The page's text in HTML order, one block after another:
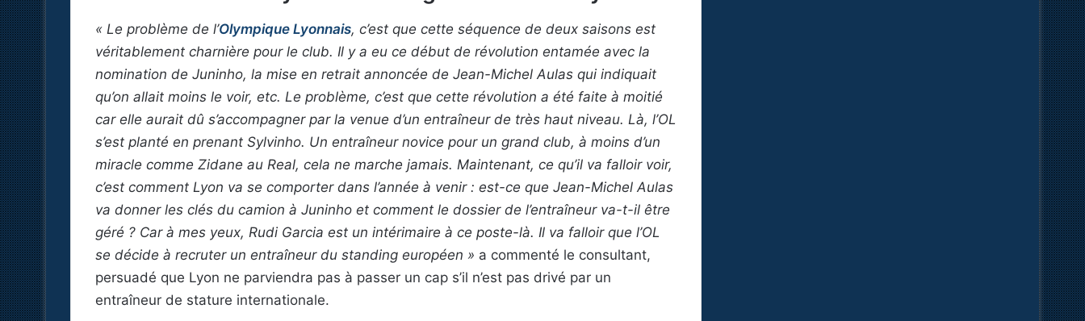
« Le problème de l’Olympique Lyonnais, c’est que cette séquence de deux saisons est
véritablement charnière pour le club. Il y a eu ce début de révolution entamée avec la
nomination de Juninho, la mise en retrait annoncée de Jean-Michel Aulas qui indiquait
qu’on allait moins le voir, etc. Le problème, c’est que cette révolution a été faite à moitié
car elle aurait dû s’accompagner par la venue d’un entraîneur de très haut niveau. Là, l’OL
s’est planté en prenant Sylvinho. Un entraîneur novice pour un grand club, à moins d’un
miracle comme Zidane au Real, cela ne marche jamais. Maintenant, ce qu’il va falloir voir,
c’est comment Lyon va se comporter dans l’année à venir : est-ce que Jean-Michel Aulas
va donner les clés du camion à Juninho et comment le dossier de l’entraîneur va-t-il être
géré ? Car à mes yeux, Rudi Garcia est un intérimaire à ce poste-là. Il va falloir que l’OL
se décide à recruter un entraîneur du standing européen » a commenté le consultant,
persuadé que Lyon ne parviendra pas à passer un cap s’il n’est pas drivé par un
entraîneur de stature internationale.